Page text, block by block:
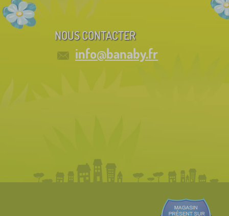
NOUS CONTACTER
info@banaby.fr